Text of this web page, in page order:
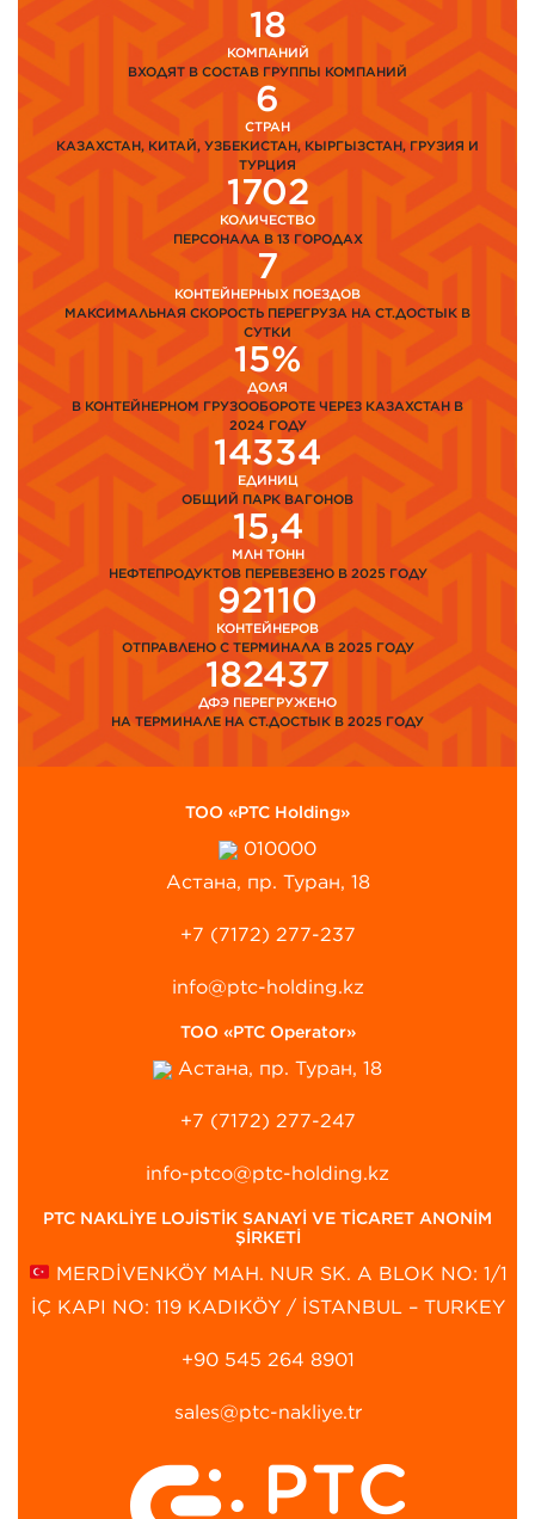
18
КОМПАНИЙ
ВХОДЯТ В СОСТАВ ГРУППЫ КОМПАНИЙ
6
СТРАН
КАЗАХСТАН, КИТАЙ, УЗБЕКИСТАН, КЫРГЫЗСТАН, ГРУЗИЯ И
ТУРЦИЯ
1702
КОЛИЧЕСТВО
ПЕРСОНАЛА В 13 ГОРОДАХ
7
КОНТЕЙНЕРНЫХ ПОЕЗДОВ
МАКСИМАЛЬНАЯ СКОРОСТЬ ПЕРЕГРУЗА НА СТ.ДОСТЫК В
СУТКИ
15%
ДОЛЯ
В КОНТЕЙНЕРНОМ ГРУЗООБОРОТЕ ЧЕРЕЗ КАЗАХСТАН В
2024 ГОДУ
14334
ЕДИНИЦ
ОБЩИЙ ПАРК ВАГОНОВ
15,4
МЛН ТОНН
НЕФТЕПРОДУКТОВ ПЕРЕВЕЗЕНО В 2025 ГОДУ
92110
КОНТЕЙНЕРОВ
ОТПРАВЛЕНО С ТЕРМИНАЛА В 2025 ГОДУ
182437
ДФЭ ПЕРЕГРУЖЕНО
НА ТЕРМИНАЛЕ НА СТ.ДОСТЫК В 2025 ГОДУ
ТОО «PTC Holding»
010000
Астана, пр. Туран, 18
+7 (7172) 277-237
info@ptc-holding.kz
ТОО «PTC Operator»
Астана, пр. Туран, 18
+7 (7172) 277-247
info-ptco@ptc-holding.kz
PTC NAKLİYE LOJİSTİK SANAYİ VE TİCARET ANONİM
ŞİRKETİ
MERDİVENKÖY MAH. NUR SK. A BLOK NO: 1/1
İÇ KAPI NO: 119 KADIKÖY / İSTANBUL – TURKEY
+90 545 264 8901‬
sales@ptc-nakliye.tr